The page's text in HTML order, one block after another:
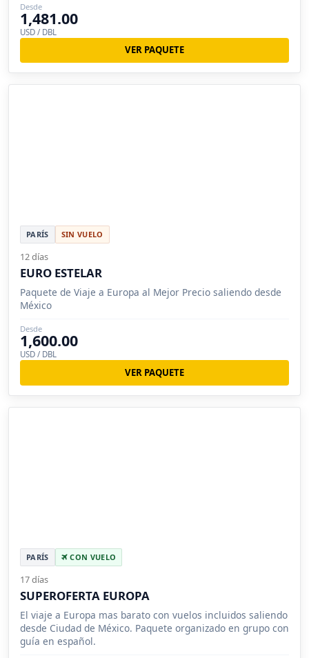
Desde
1,481.00
USD / DBL
VER PAQUETE
PARÍS SIN VUELO
12 días
EURO ESTELAR
Paquete de Viaje a Europa al Mejor Precio saliendo desde
México
Desde
1,600.00
USD / DBL
VER PAQUETE
PARÍS CON VUELO
17 días
SUPEROFERTA EUROPA
El viaje a Europa mas barato con vuelos incluidos saliendo
desde Ciudad de México. Paquete organizado en grupo con
guía en español.